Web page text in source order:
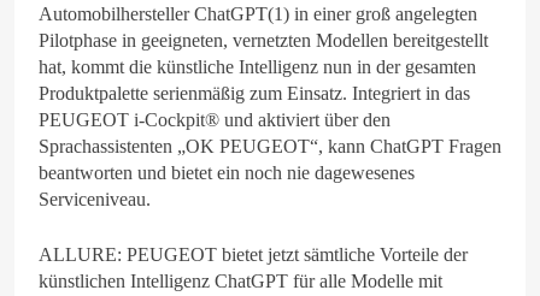
Automobilhersteller ChatGPT(1) in einer groß angelegten
Pilotphase in geeigneten, vernetzten Modellen bereitgestellt
hat, kommt die künstliche Intelligenz nun in der gesamten
Produktpalette serienmäßig zum Einsatz. Integriert in das
PEUGEOT i-Cockpit® und aktiviert über den
Sprachassistenten „OK PEUGEOT“, kann ChatGPT Fragen
beantworten und bietet ein noch nie dagewesenes
Serviceniveau.
ALLURE: PEUGEOT bietet jetzt sämtliche Vorteile der
künstlichen Intelligenz ChatGPT für alle Modelle mit